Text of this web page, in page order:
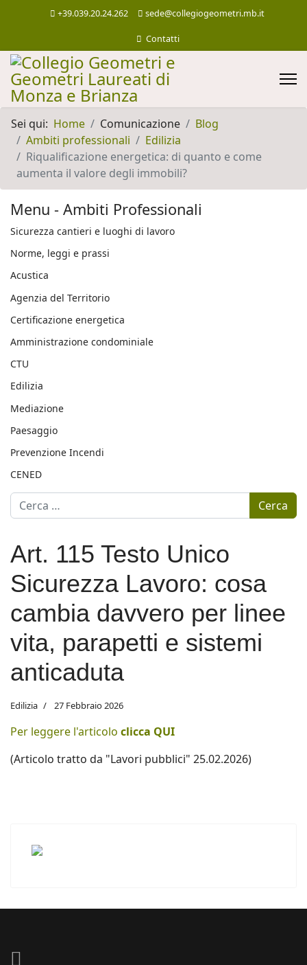
+39.039.20.24.262 sede@collegiogeometri.mb.it
Contatti
Sei qui: Home Comunicazione
Blog
Ambiti professionali
Edilizia
Riqualificazione energetica: di quanto e come
aumenta il valore degli immobili?
Menu - Ambiti Professionali
Sicurezza cantieri e luoghi di lavoro
Norme, leggi e prassi
Acustica
Agenzia del Territorio
Certificazione energetica
Amministrazione condominiale
CTU
Edilizia
Mediazione
Paesaggio
Prevenzione Incendi
CENED
Motore di ricerca Cerca
Art. 115 Testo Unico
Sicurezza Lavoro: cosa
cambia davvero per linee
vita, parapetti e sistemi
anticaduta
Edilizia 27 Febbraio 2026
Per leggere l'articolo clicca QUI
(Articolo tratto da "Lavori pubblici" 25.02.2026)